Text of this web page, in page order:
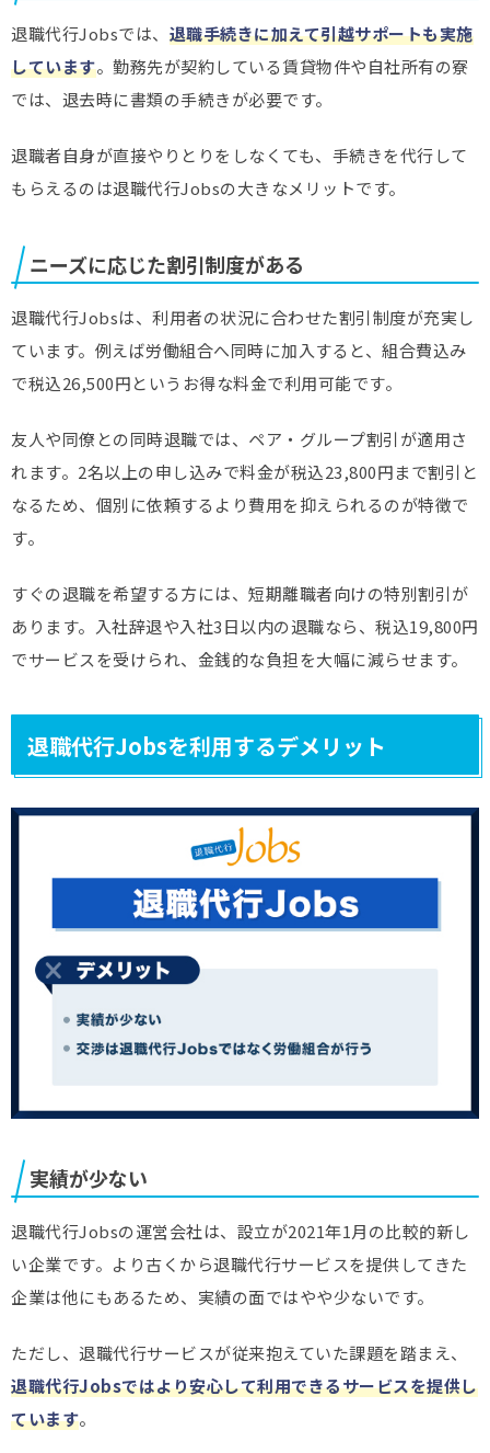
退職代行Jobsでは、 退職手続きに加えて引越サポートも実施
しています。勤務先が契約している賃貸物件や自社所有の寮
では、退去時に書類の手続きが必要です。
退職者自身が直接やりとりをしなくても、手続きを代行して
もらえるのは退職代行Jobsの大きなメリットです。
ニーズに応じた割引制度がある
退職代行Jobsは、利用者の状況に合わせた割引制度が充実し
ています。例えば労働組合へ同時に加入すると、組合費込み
で税込26,500円というお得な料金で利用可能です。
友人や同僚との同時退職では、ペア・グループ割引が適用さ
れます。2名以上の申し込みで料金が税込23,800円まで割引と
なるため、個別に依頼するより費用を抑えられるのが特徴で
す。
すぐの退職を希望する方には、短期離職者向けの特別割引が
あります。入社辞退や入社3日以内の退職なら、税込19,800円
でサービスを受けられ、金銭的な負担を大幅に減らせます。
退職代行Jobsを利用するデメリット
実績が少ない
退職代行Jobsの運営会社は、設立が2021年1月の比較的新し
い企業です。より古くから退職代行サービスを提供してきた
企業は他にもあるため、実績の面ではやや少ないです。
ただし、退職代行サービスが従来抱えていた課題を踏まえ、
退職代行Jobsではより安心して利用できるサービスを提供し
ています。